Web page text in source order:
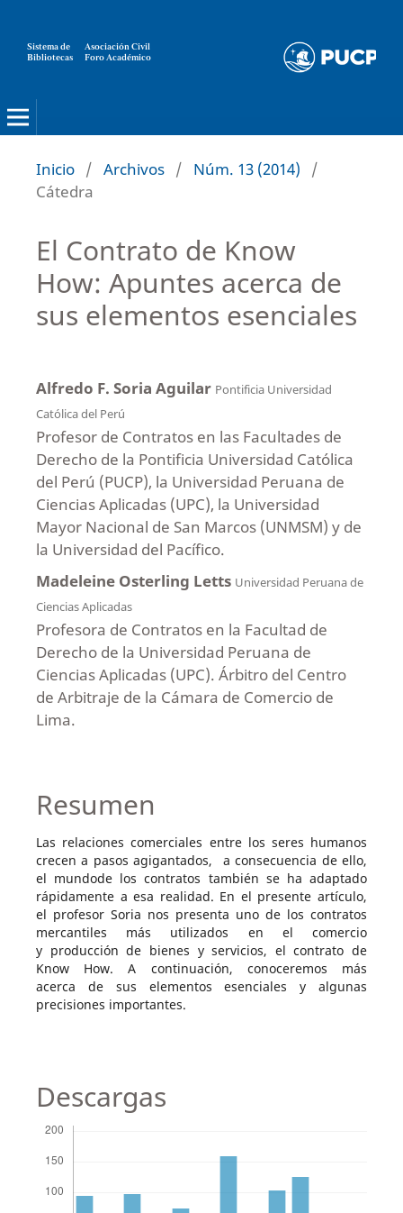
Sistema de
Bibliotecas
Asociación Civil
Foro Académico
Inicio / Archivos / Núm. 13 (2014)
/
Cátedra
El Contrato de Know
How: Apuntes acerca de
sus elementos esenciales
Alfredo F. Soria Aguilar Pontificia Universidad
Católica del Perú
Profesor de Contratos en las Facultades de
Derecho de la Pontificia Universidad Católica
del Perú (PUCP), la Universidad Peruana de
Ciencias Aplicadas (UPC), la Universidad
Mayor Nacional de San Marcos (UNMSM) y de
la Universidad del Pacífico.
Madeleine Osterling Letts Universidad Peruana de
Ciencias Aplicadas
Profesora de Contratos en la Facultad de
Derecho de la Universidad Peruana de
Ciencias Aplicadas (UPC). Árbitro del Centro
de Arbitraje de la Cámara de Comercio de
Lima.
Resumen
Las relaciones comerciales entre los seres humanos
crecen a pasos agigantados, a consecuencia de ello,
el mundode los contratos también se ha adaptado
rápidamente a esa realidad. En el presente artículo,
el profesor Soria nos presenta uno de los contratos
mercantiles más utilizados en el comercio
y producción de bienes y servicios, el contrato de
Know How. A continuación, conoceremos más
acerca de sus elementos esenciales y algunas
precisiones importantes.
Descargas